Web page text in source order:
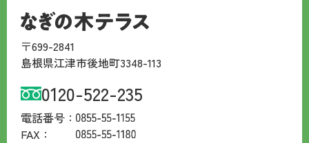
〒699-2841
島根県江津市後地町3348-113
0120-522-235
電話番号：
FAX：